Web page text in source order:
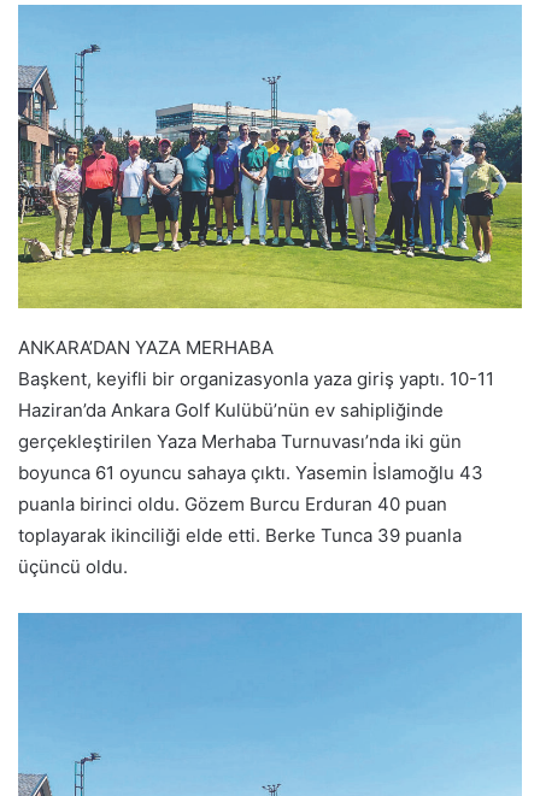
ANKARA’DAN YAZA MERHABA
Başkent, keyifli bir organizasyonla yaza giriş yaptı. 10-11
Haziran’da Ankara Golf Kulübü’nün ev sahipliğinde
gerçekleştirilen Yaza Merhaba Turnuvası’nda iki gün
boyunca 61 oyuncu sahaya çıktı. Yasemin İslamoğlu 43
puanla birinci oldu. Gözem Burcu Erduran 40 puan
toplayarak ikinciliği elde etti. Berke Tunca 39 puanla
üçüncü oldu.